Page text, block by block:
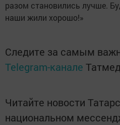
разом становились лучше.
наши жили хорошо!»
Следите за самым
Telegram-канале
Читайте новости
национальном